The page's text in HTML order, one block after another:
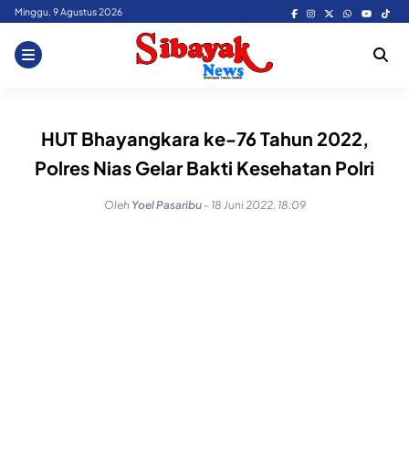
Skip
content
Minggu, 9 Agustus 2026
HUT Bhayangkara ke-76 Tahun 2022,
Polres Nias Gelar Bakti Kesehatan Polri
Oleh Yoel Pasaribu - 18 Juni 2022, 18:09